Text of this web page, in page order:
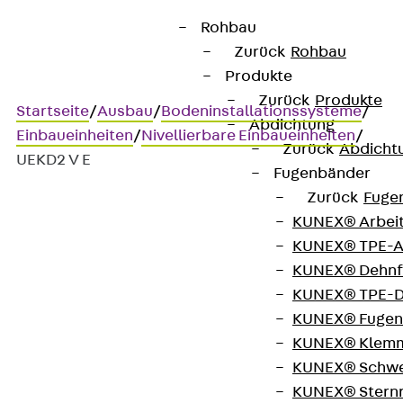
Rohbau
Zurück Rohbau
Produkte
Zurück Produkte
Abdichtung
Zurück
Fugenbänder
Zurück
KUNEX®
KUNEX®
KUNEX®
KUNEX®
KUNEX®
KUNEX®
KUNEX®
KUNEX®
Startseite/Ausbau/Bodeninstallationssysteme/
Einbaueinheiten/Nivellierbare Einbaueinheiten/
UEKD2 V E
Klappdeckeleinheit, 2-fach,